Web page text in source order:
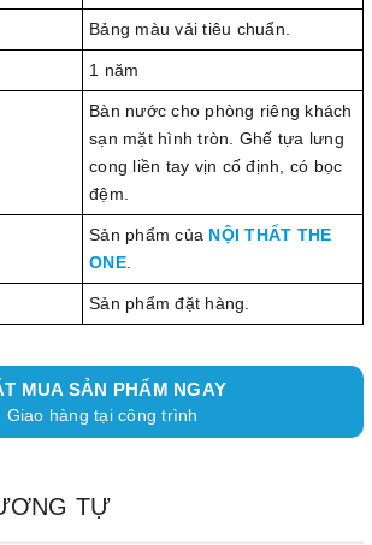
Bảng màu vải tiêu chuẩn.
1 năm
Bàn nước cho phòng riêng khách
sạn mặt hình tròn. Ghế tựa lưng
cong liền tay vịn cố định, có bọc
đệm.
Sản phẩm của NỘI THẤT THE
ONE.
Sản phẩm đặt hàng.
MUA SẢN PHẨM NGAY
Giao hàng tại công trình
TỰ